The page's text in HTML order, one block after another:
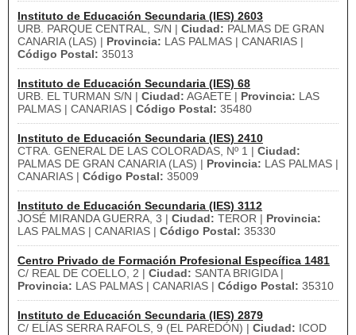
Instituto de Educación Secundaria (IES) 2603
URB. PARQUE CENTRAL, S/N | Ciudad: PALMAS DE GRAN
CANARIA (LAS) | Provincia: LAS PALMAS | CANARIAS |
Código Postal: 35013
Instituto de Educación Secundaria (IES) 68
URB. EL TURMAN S/N | Ciudad: AGAETE | Provincia: LAS
PALMAS | CANARIAS | Código Postal: 35480
Instituto de Educación Secundaria (IES) 2410
CTRA. GENERAL DE LAS COLORADAS, Nº 1 | Ciudad:
PALMAS DE GRAN CANARIA (LAS) | Provincia: LAS PALMAS |
CANARIAS | Código Postal: 35009
Instituto de Educación Secundaria (IES) 3112
JOSÉ MIRANDA GUERRA, 3 | Ciudad: TEROR | Provincia:
LAS PALMAS | CANARIAS | Código Postal: 35330
Centro Privado de Formación Profesional Específica 1481
C/ REAL DE COELLO, 2 | Ciudad: SANTA BRIGIDA |
Provincia: LAS PALMAS | CANARIAS | Código Postal: 35310
Instituto de Educación Secundaria (IES) 2879
C/ ELÍAS SERRA RAFOLS, 9 (EL PAREDÓN) | Ciudad: ICOD